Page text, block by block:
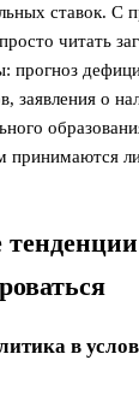
ставок. С
читать
прогноз
заявления о
принимаются
в